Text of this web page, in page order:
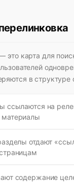
это карта для
в структуре
ссылаются на
отдают
содержание